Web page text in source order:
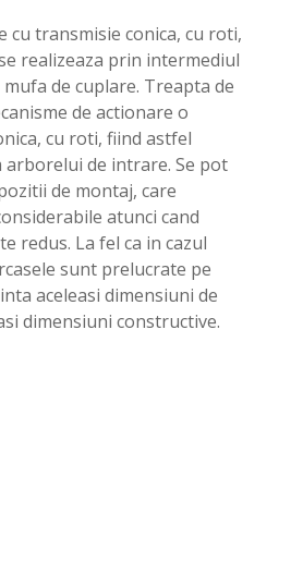
cu transmisie conica, cu roti,
realizeaza prin intermediul
de cuplare. Treapta de
de actionare o
cu roti, fiind astfel
de intrare. Se pot
de montaj, care
atunci cand
redus. La fel ca in cazul
sunt prelucrate pe
aceleasi dimensiuni de
dimensiuni constructive.